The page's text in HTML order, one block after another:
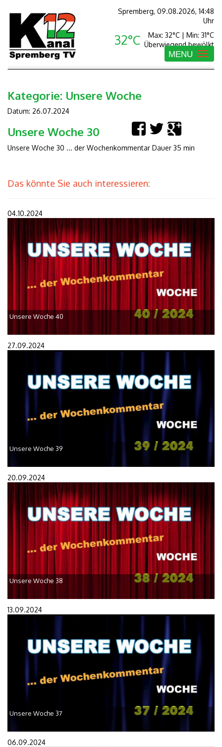
Spremberg, 09.08.2026, 14:48
Uhr
32°C
Max: 32°C | Min: 31°C
Überwiegend bewölkt
Toggle
navigation
MENU
Kategorie: Unsere Woche
Datum: 26.07.2024
Unsere Woche 30
Unsere Woche 30 ... der Wochenkommentar Dauer 35 min
Das könnte Sie auch interessieren:
04.10.2024
Unsere Woche 40
27.09.2024
Unsere Woche 39
20.09.2024
Unsere Woche 38
13.09.2024
Unsere Woche 37
06.09.2024